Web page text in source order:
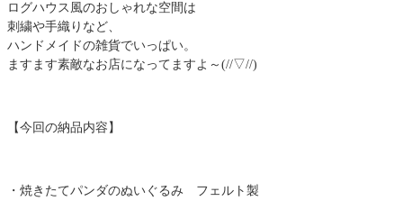
ログハウス風のおしゃれな空間は
刺繍や手織りなど、
ハンドメイドの雑貨でいっぱい。
ますます素敵なお店になってますよ～(//▽//)
【今回の納品内容】
・焼きたてパンダのぬいぐるみ フェルト製